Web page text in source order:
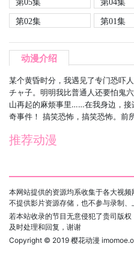
第02集
第01集
动漫介绍
某个黄昏时分，我遇见了专门恐吓
チャ子。明明我比普通人还要怕鬼
山再起的麻烦事里……在我身边，接
奇事件！ 搞笑恐怖，搞笑恐怖。前
推荐动漫
本网站提供的资源均系收集于各大视
不提供影片资源存储，也不参与录制、
若本站收录的节目无意侵犯了贵司版
及时处理和回复，谢谢
Copyright © 2019 樱花动漫